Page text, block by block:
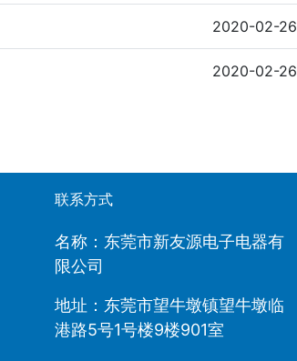
2020-02-26
2020-02-26
联系方式
名称：东莞市新友源电子电器有
限公司
地址：东莞市望牛墩镇望牛墩临
港路5号1号楼9楼901室